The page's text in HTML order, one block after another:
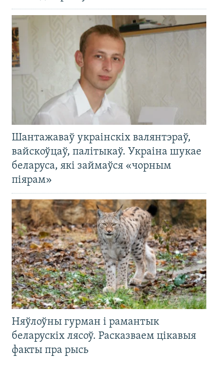
Шантажаваў украінскіх валянтэраў,
вайскоўцаў, палітыкаў. Украіна шукае
беларуса, які займаўся «чорным
піярам»
Няўлоўны гурман і рамантык
беларускіх лясоў. Расказваем цікавыя
факты пра рысь